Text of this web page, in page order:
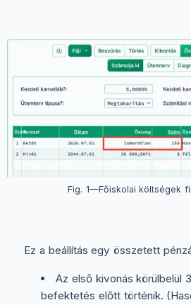
Fig. 1—Főiskolai költségek
Ez a beállítás egy összetett
Az első kivonás körülbelül
befektetés előtt történik.